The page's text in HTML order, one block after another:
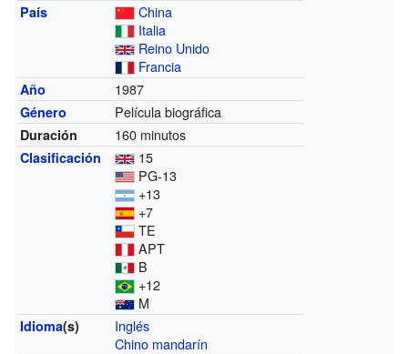
País
China
Italia
Reino Unido
Francia
Año 1987
Género Película biográfica
Duración 160 minutos
Clasificación
15
PG-13
+13
+7
TE
APT
B
+12
M
Idioma(s)
Inglés
Chino mandarín